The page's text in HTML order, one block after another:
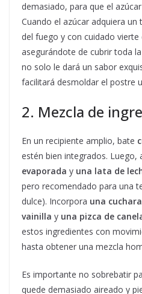
demasiado, para que el
Cuando el azúcar adquiera
del fuego y con cuidado
asegurándote de cubrir toda
no solo le dará un sabor
facilitará desmoldar el postre
2. Mezcla de
En un recipiente amplio, bate
estén bien integrados. Luego,
evaporada y una lata de
pero recomendado para una
dulce). Incorpora una
vainilla y una pizca de
estos ingredientes con
hasta obtener una mezcla
Es importante no sobrebatir
quede demasiado aireado y